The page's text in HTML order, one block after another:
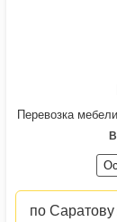
Перевозка
по Саратову